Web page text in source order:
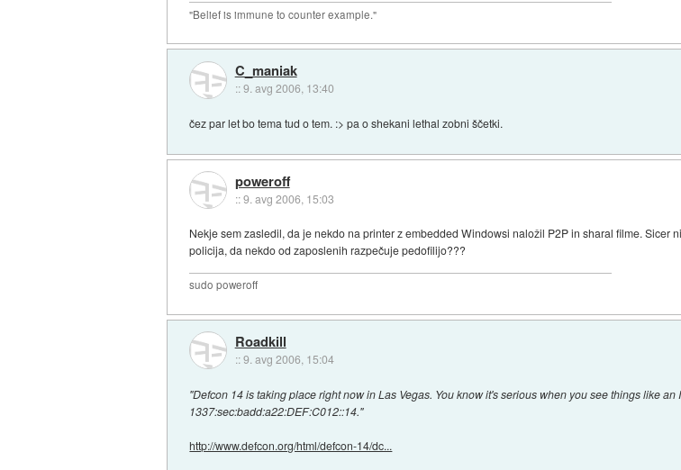
"Belief is immune to counter example."
C_maniak
::9. avg 2006, 13:40
čez par let bo tema tud o tem. :> pa o shekani lethal zobni ščetki.
poweroff
::9. avg 2006, 15:03
Nekje sem zasledil, da je nekdo na printer z embedded Windowsi naložil P2P in sharal filme. Sicer
policija, da nekdo od zaposlenih razpečuje pedofilijo???
sudo poweroff
Roadkill
::9. avg 2006, 15:04
"Defcon 14 is taking place right now in Las Vegas. You know it's serious when you see things like
1337:sec:badd:a22:DEF:C012::14."
http://www.defcon.org/html/defcon-14/dc...